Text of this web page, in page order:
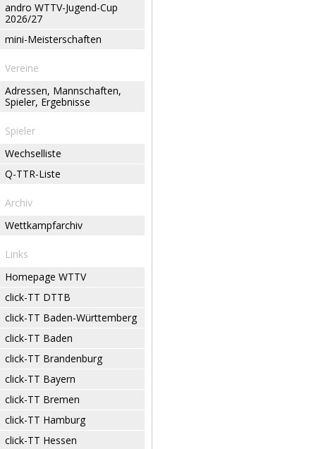
andro WTTV-Jugend-Cup
2026/27
mini-Meisterschaften
Vereine
Adressen, Mannschaften,
Spieler, Ergebnisse
Spieler
Wechselliste
Q-TTR-Liste
Archiv
Wettkampfarchiv
Links
Homepage WTTV
click-TT DTTB
click-TT Baden-Württemberg
click-TT Baden
click-TT Brandenburg
click-TT Bayern
click-TT Bremen
click-TT Hamburg
click-TT Hessen